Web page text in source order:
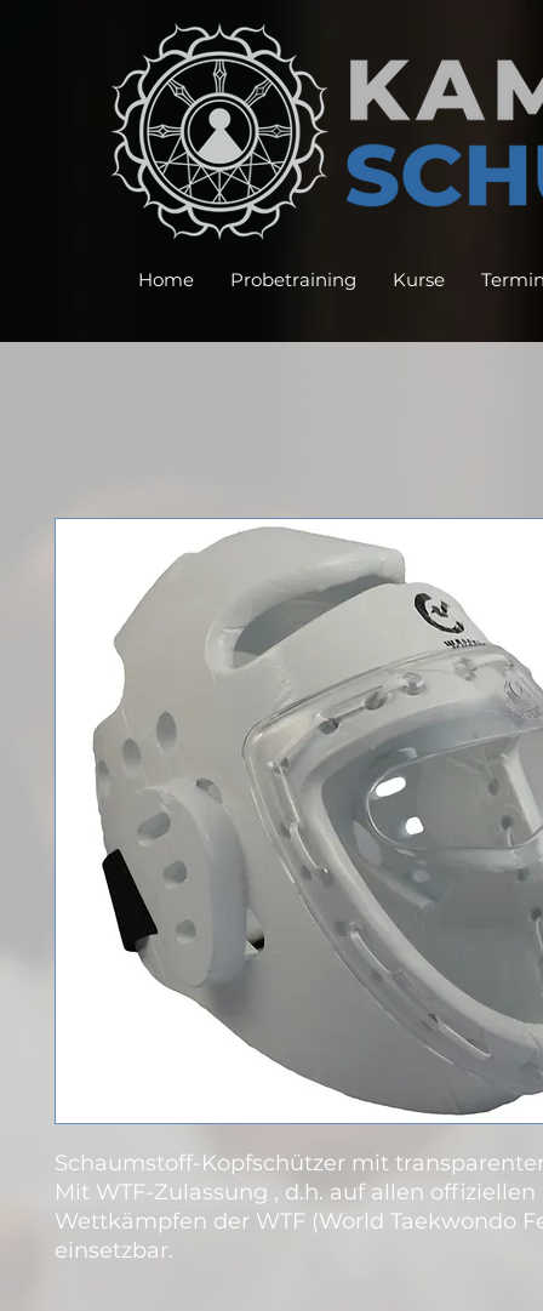
Home Probetraining Kurse
Schaumstoff-Kopfschützer mit
Mit WTF-Zulassung , d.h. auf allen offiziellen
Wettkämpfen der WTF (World Taekwondo
einsetzbar.